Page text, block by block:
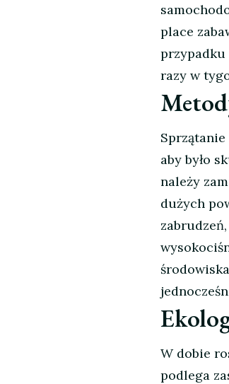
place
razy w
aby było
należy
dużych
W dobie
podlega